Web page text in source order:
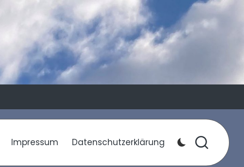
Impressum Datenschutzerklärung